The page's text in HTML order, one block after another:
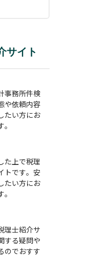
サイト
事務所件検
や依頼内容
たい方にお
た上で税理
トです。安
たい方にお
理士紹介サ
する疑問や
のでおすす